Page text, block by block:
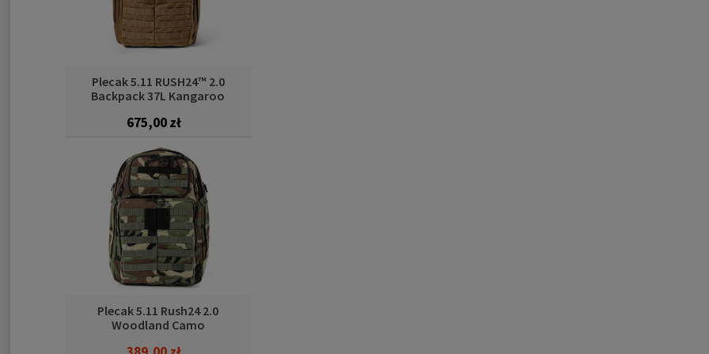
Plecak 5.11 RUSH24™ 2.0
Backpack 37L Kangaroo
675,00 zł
Plecak 5.11 Rush24 2.0
Woodland Camo